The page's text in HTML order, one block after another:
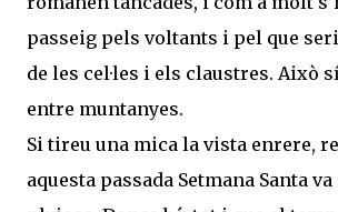
passeig pels voltants i pel que
de les cel·les i els claustres. Això
entre muntanyes.
Si tireu una mica la vista enrere,
aquesta passada Setmana Santa